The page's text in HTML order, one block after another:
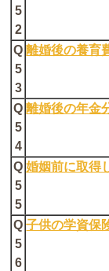
5
2
Q
5
3
離婚後の養育
Q
5
4
離婚後の年金
Q
5
5
婚姻前に取得
Q
5
6
子供の学資保